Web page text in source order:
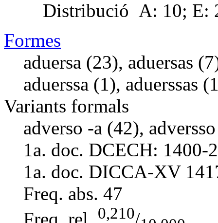
Distribució A: 10; E:
Formes
aduersa (23), aduersas
aduerssa (1), aduerssas
Variants formals
adverso -a (42),
1a. doc. DCECH: 1400-
1a. doc. DICCA-XV
Freq. abs. 47
Freq. rel. 0,210/